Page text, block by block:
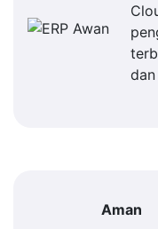
Aman